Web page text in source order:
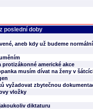
poslední doby
aneb kdy už budeme
protizákonné americké akce
musím dívat na ženy v
vyžadovat zbytečnou
vložky
diktaturu